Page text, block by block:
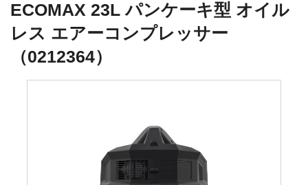
ECOMAX 23L パンケーキ型 オイル
レス エアーコンプレッサー
（0212364）